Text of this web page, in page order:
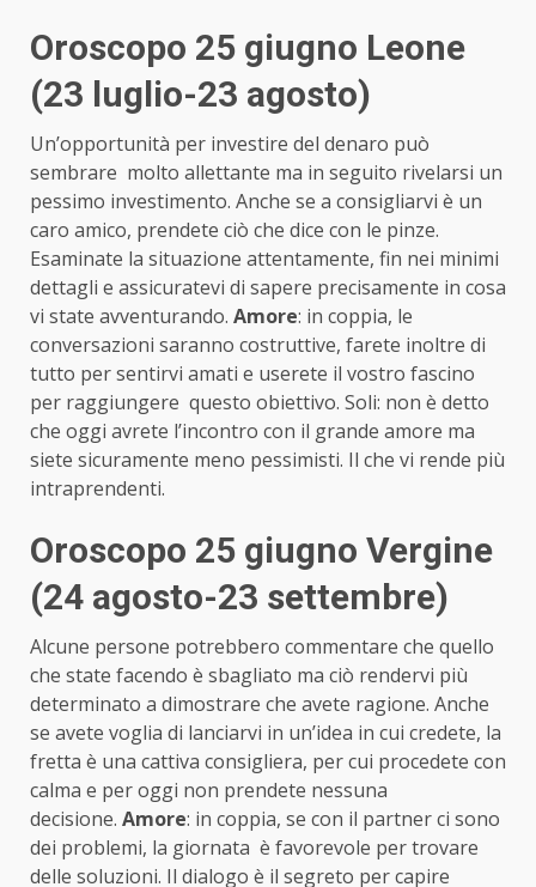
Oroscopo 25 giugno Leone
(23 luglio-23 agosto)
Un’opportunità per investire del denaro può
sembrare molto allettante ma in seguito rivelarsi un
pessimo investimento. Anche se a consigliarvi è un
caro amico, prendete ciò che dice con le pinze.
Esaminate la situazione attentamente, fin nei minimi
dettagli e assicuratevi di sapere precisamente in cosa
vi state avventurando. Amore: in coppia, le
conversazioni saranno costruttive, farete inoltre di
tutto per sentirvi amati e userete il vostro fascino
per raggiungere questo obiettivo. Soli: non è detto
che oggi avrete l’incontro con il grande amore ma
siete sicuramente meno pessimisti. Il che vi rende più
intraprendenti.
Oroscopo 25 giugno Vergine
(24 agosto-23 settembre)
Alcune persone potrebbero commentare che quello
che state facendo è sbagliato ma ciò rendervi più
determinato a dimostrare che avete ragione. Anche
se avete voglia di lanciarvi in un’idea in cui credete, la
fretta è una cattiva consigliera, per cui procedete con
calma e per oggi non prendete nessuna
decisione. Amore: in coppia, se con il partner ci sono
dei problemi, la giornata è favorevole per trovare
delle soluzioni. Il dialogo è il segreto per capire